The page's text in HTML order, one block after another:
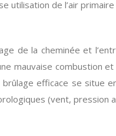
utilisation de l’air
de la cheminée et
mauvaise combustion
efficace se situe
(vent, pression